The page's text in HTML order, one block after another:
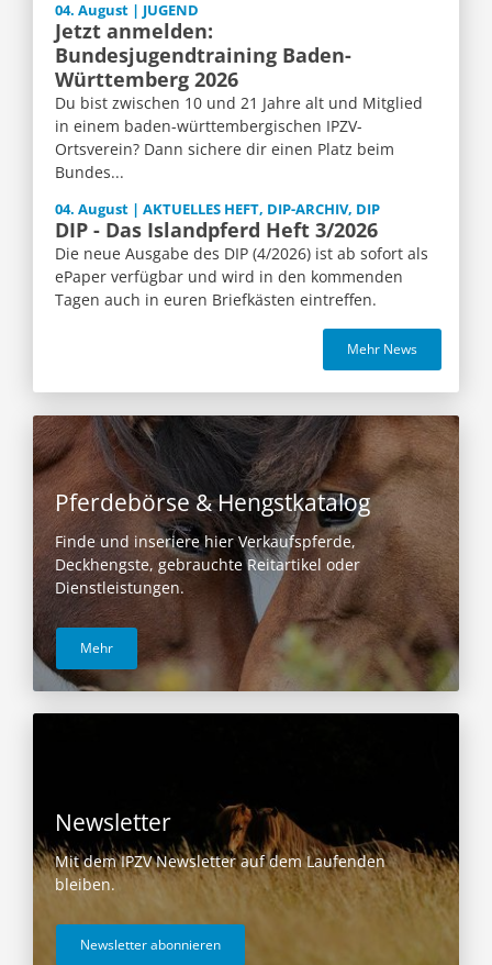
04. August | JUGEND
Jetzt anmelden:
Bundesjugendtraining Baden-
Württemberg 2026
Du bist zwischen 10 und 21 Jahre alt und Mitglied
in einem baden-württembergischen IPZV-
Ortsverein? Dann sichere dir einen Platz beim
Bundes...
04. August | AKTUELLES HEFT, DIP-ARCHIV, DIP
DIP - Das Islandpferd Heft 3/2026
Die neue Ausgabe des DIP (4/2026) ist ab sofort als
ePaper verfügbar und wird in den kommenden
Tagen auch in euren Briefkästen eintreffen.
Mehr News
Pferdebörse & Hengstkatalog
Finde und inseriere hier Verkaufspferde,
Deckhengste, gebrauchte Reitartikel oder
Dienstleistungen.
Mehr
Newsletter
Mit dem IPZV Newsletter auf dem Laufenden
bleiben.
Newsletter abonnieren